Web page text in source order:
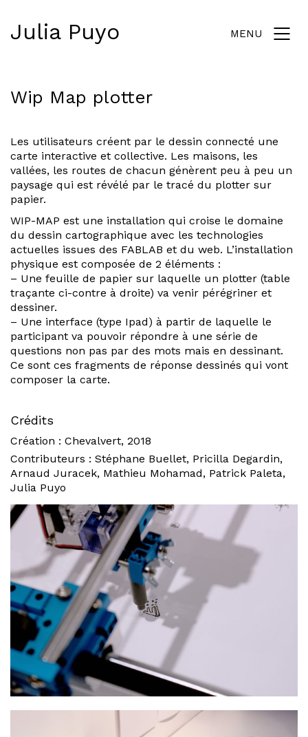
Julia Puyo MENU
Wip Map plotter
Les utilisateurs créent par le dessin connecté une
carte interactive et collective. Les maisons, les
vallées, les routes de chacun génèrent peu à peu un
paysage qui est révélé par le tracé du plotter sur
papier.
WIP-MAP est une installation qui croise le domaine
du dessin cartographique avec les technologies
actuelles issues des FABLAB et du web. L’installation
physique est composée de 2 éléments :
– Une feuille de papier sur laquelle un plotter (table
traçante ci-contre à droite) va venir pérégriner et
dessiner.
– Une interface (type Ipad) à partir de laquelle le
participant va pouvoir répondre à une série de
questions non pas par des mots mais en dessinant.
Ce sont ces fragments de réponse dessinés qui vont
composer la carte.
Crédits
Création : Chevalvert, 2018
Contributeurs : Stéphane Buellet, Pricilla Degardin,
Arnaud Juracek, Mathieu Mohamad, Patrick Paleta,
Julia Puyo